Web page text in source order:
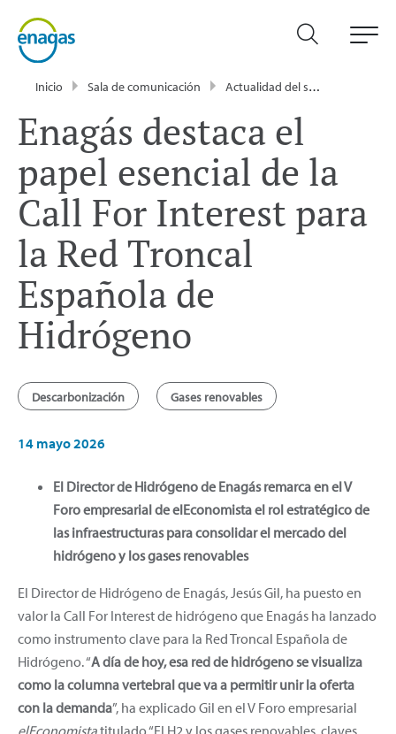
Inicio Sala de comunicación Actualidad del sector energético - Enagás
Enagás destaca el
papel esencial de la
Call For Interest para
la Red Troncal
Española de
Hidrógeno
Descarbonización Gases renovables
14 mayo 2026
El Director de Hidrógeno de Enagás remarca en el V
Foro empresarial de elEconomista el rol estratégico de
las infraestructuras para consolidar el mercado del
hidrógeno y los gases renovables
El Director de Hidrógeno de Enagás, Jesús Gil, ha puesto en
valor la Call For Interest de hidrógeno que Enagás ha lanzado
como instrumento clave para la Red Troncal Española de
Hidrógeno. “A día de hoy, esa red de hidrógeno se visualiza
como la columna vertebral que va a permitir unir la oferta
con la demanda”, ha explicado Gil en el V Foro empresarial
elEconomistatitulado “El H2 y los gases renovables, claves